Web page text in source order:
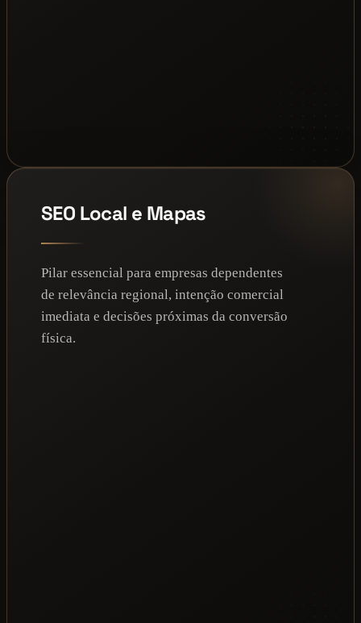
SEO Local e Mapas
Pilar essencial para empresas dependentes
de relevância regional, intenção comercial
imediata e decisões próximas da conversão
física.